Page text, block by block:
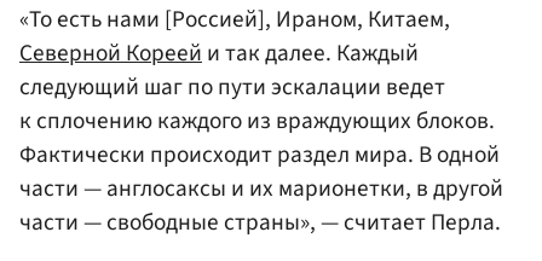
«То есть нами [Россией], Ираном, Китаем,
Северной Кореейи так далее. Каждый
следующий шаг по пути эскалации ведет
к сплочению каждого из враждующих блоков.
Фактически происходит раздел мира. В одной
части — англосаксы и их марионетки, в другой
части — свободные страны», — считает Перла.